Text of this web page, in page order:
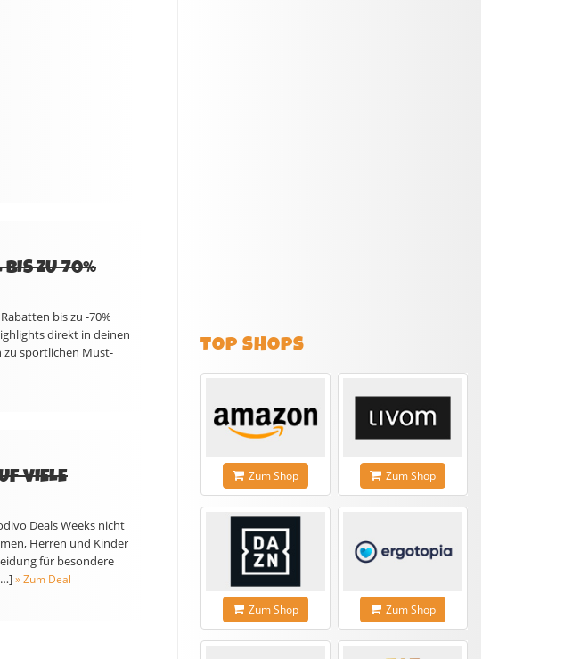
BIS ZU 70%
bis zu -70%
direkt in deinen
zu sportlichen Must-
VIELE
Deals Weeks nicht
Herren und Kinder
für besondere
» Zum Deal
TOP SHOPS
Zum Shop Zum Shop
Zum Shop Zum Shop